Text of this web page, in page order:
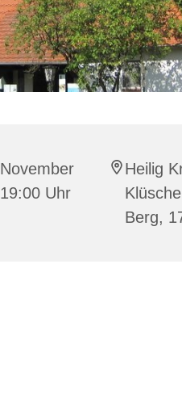
Uhr
Heilig
Berg,